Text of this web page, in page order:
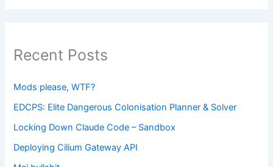
Recent Posts
Mods please, WTF?
EDCPS: Elite Dangerous Colonisation Planner & Solver
Locking Down Claude Code – Sandbox
Deploying Cilium Gateway API